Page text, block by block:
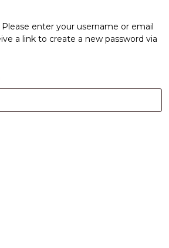
enter your username or email
a link to create a new password via
Required